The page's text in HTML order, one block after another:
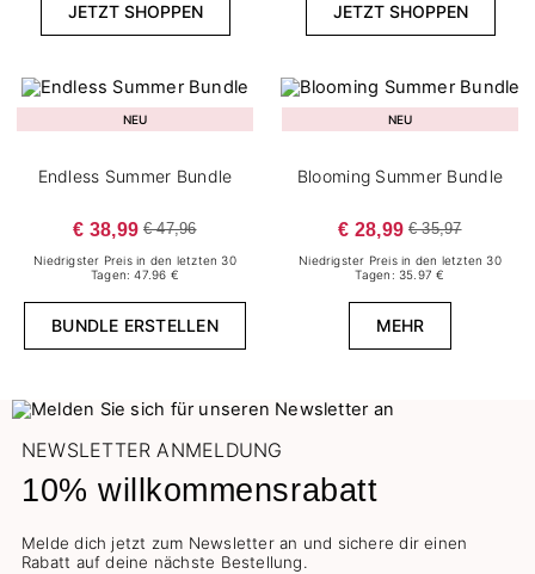
JETZT SHOPPEN JETZT SHOPPEN
NEU
Endless Summer Bundle
€ 38,99 € 47,96
Niedrigster Preis in den letzten 30
Tagen: 47.96 €
BUNDLE ERSTELLEN
NEU
Blooming Summer Bundle
€ 28,99 € 35,97
Niedrigster Preis in den letzten 30
Tagen: 35.97 €
MEHR
NEWSLETTER ANMELDUNG
10% willkommensrabatt
Melde dich jetzt zum Newsletter an und sichere dir einen
Rabatt auf deine nächste Bestellung.